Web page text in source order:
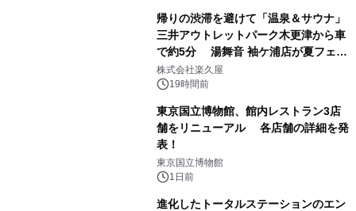
帰りの渋滞を避けて「温泉＆サウナ」
三井アウトレットパーク木更津から車
で約5分 湯舞音 袖ケ浦店が夏フェア
メニューを提供
株式会社楽久屋
19時間前
東京国立博物館、館内レストラン3店
舗をリニューアル 各店舗の詳細を発
表！
東京国立博物館
1日前
進化したトータルステーションのエン